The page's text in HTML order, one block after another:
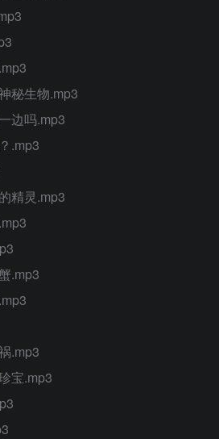
秘生物.mp3
边吗.mp3
.mp3
精灵.mp3
.mp3
.mp3
宝.mp3